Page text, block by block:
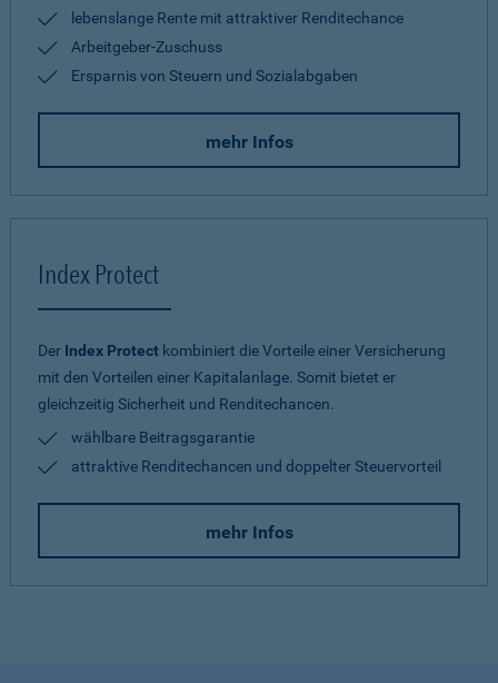
lebenslange Rente mit attraktiver Renditechance
Arbeitgeber-Zuschuss
Ersparnis von Steuern und Sozialabgaben
mehr Infos
Index Protect
Der Index Protect kombiniert die Vorteile einer Versicherung
mit den Vorteilen einer Kapitalanlage. Somit bietet er
gleichzeitig Sicherheit und Renditechancen.
wählbare Beitragsgarantie
attraktive Renditechancen und doppelter Steuervorteil
mehr Infos